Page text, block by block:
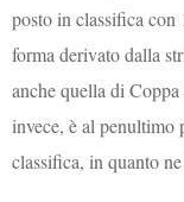
posto in classifica
forma derivato dalla
anche quella di
invece, è al penultimo
classifica, in quanto